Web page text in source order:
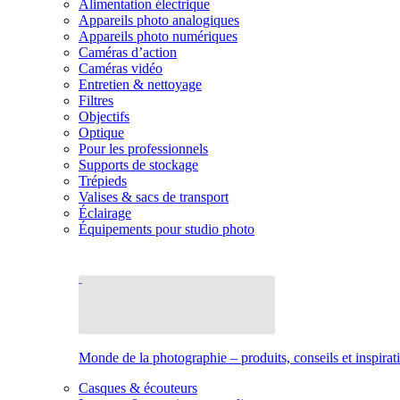
Alimentation électrique
Appareils photo analogiques
Appareils photo numériques
Caméras d’action
Caméras vidéo
Entretien & nettoyage
Filtres
Objectifs
Optique
Pour les professionnels
Supports de stockage
Trépieds
Valises & sacs de transport
Éclairage
Équipements pour studio photo
Monde de la photographie – produits, conseils et
Casques & écouteurs